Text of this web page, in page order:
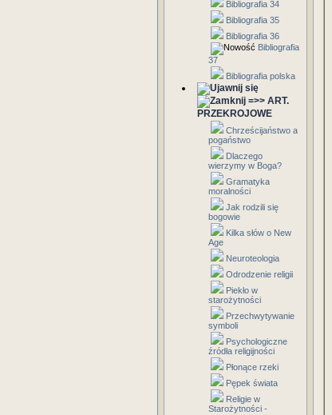
Bibliografia 34
Bibliografia 35
Bibliografia 36
Bibliografia
37
Bibliografia polska
=>> ART.
PRZEKROJOWE
Chrześcijaństwo a
pogaństwo
Dlaczego
wierzymy w Boga?
Gramatyka
moralności
Jak rodzili się
bogowie
Kilka słów o New
Age
Neuroteologia
Odrodzenie religii
Piekło w
starożytności
Przechwytywanie
symboli
Psychologiczne
źródła religijności
Płonące rzeki
Pępek świata
Religie w
Starożytności -